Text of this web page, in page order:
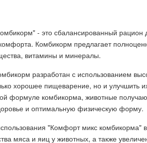
- это сбалансированный рацион
Комбикорм предлагает
витамины и минералы.
разработан с использованием
хорошее пищеварение, но и улучшить
формуле комбикорма, животные
и оптимальную физическую форму.
"Комфорт микс комбикорма"
мяса и яиц у животных, а также